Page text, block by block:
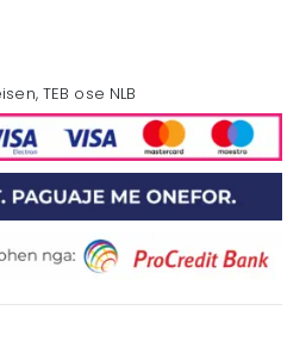
TEB ose NLB